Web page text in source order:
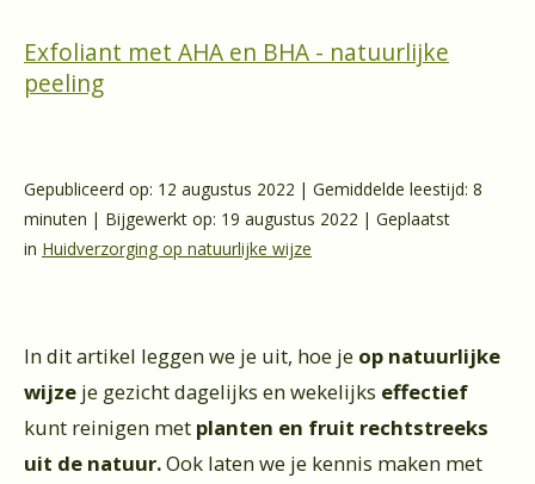
Exfoliant met AHA en BHA - natuurlijke
peeling
Gepubliceerd op: 12 augustus 2022 | Gemiddelde leestijd: 8
minuten | Bijgewerkt op: 19 augustus 2022 | Geplaatst
in Huidverzorging op natuurlijke wijze
In dit artikel leggen we je uit, hoe je op natuurlijke
wijze je gezicht dagelijks en wekelijks effectief
kunt reinigen met planten en fruit rechtstreeks
uit de natuur.Ook laten we je kennis maken met